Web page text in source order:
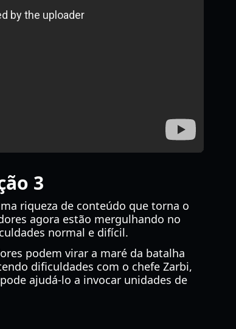
3
riqueza de conteúdo que torna o
agora estão mergulhando no
normal e difícil.
podem virar a maré da batalha
dificuldades com o chefe Zarbi,
ajudá-lo a invocar unidades de